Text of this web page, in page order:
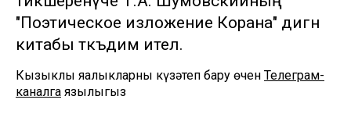
"Поэтическое изложение Корана" дигән
китабы тәкъдим ителә.
Кызыклы яңалыкларны күзәтеп бару өчен Телеграм-
каналга язылыгыз